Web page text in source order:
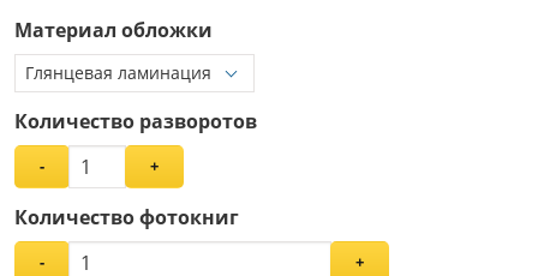
Материал обложки
Количество разворотов
- +
Количество фотокниг
- +